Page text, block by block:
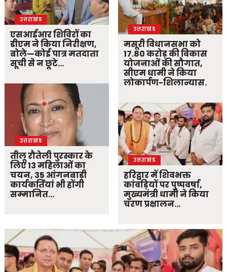
उत्तराखंड
एसआईआर शिविरों का
डीएम ने किया निरीक्षण,
बोले—कोई पात्र मतदाता
सूची से न छूटे…
उत्तराखंड
तीलू रौतेली पुरस्कार के
लिए 13 महिलाओं का
चयन, 35 आंगनबाड़ी
कार्यकर्तियां भी होंगी
सम्मानित…
उत्तराखंड
मसूरी विधानसभा को
17.80 करोड़ की विकास
योजनाओं की सौगात,
सीएम धामी ने किया
लोकार्पण-शिलान्यास.
उत्तराखंड
हरिद्वार में शिवभक्त
कांवड़ियों पर पुष्पवर्षा,
मुख्यमंत्री धामी ने किया
चरण प्रक्षालन…